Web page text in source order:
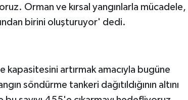
Orman ve kırsal yangınlarla mücadele,
birini oluşturuyor' dedi.
kapasitesini artırmak amacıyla bugüne
söndürme tankeri dağıtıldığının altını